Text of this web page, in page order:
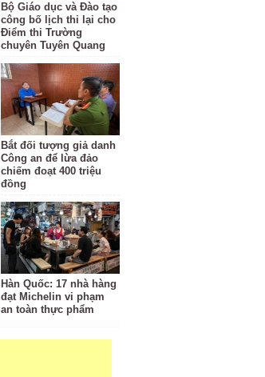
Bộ Giáo dục và Đào tạo
công bố lịch thi lại cho
Điểm thi Trường
chuyên Tuyên Quang
Bắt đối tượng giả danh
Công an để lừa đảo
chiếm đoạt 400 triệu
đồng
Hàn Quốc: 17 nhà hàng
đạt Michelin vi phạm
an toàn thực phẩm